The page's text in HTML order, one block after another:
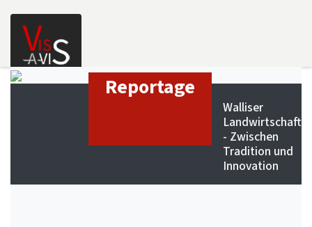
Zum Hauptinhalt springen
Reportage
Walliser
Landwirtschaft
- Zwischen
Tradition und
Innovation